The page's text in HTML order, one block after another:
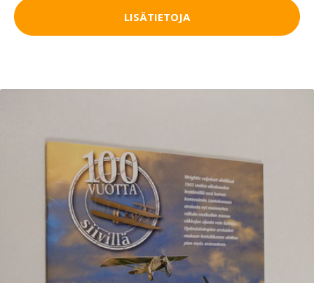
LISÄTIETOJA